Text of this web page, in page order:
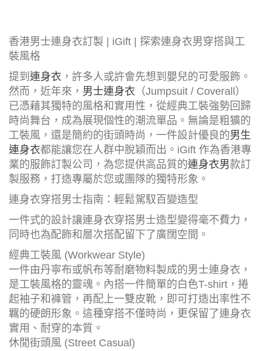
香港男士連身衣訂製 | iGift | 探索連身衣男穿搭與工
裝風格
提到 連身衣 ，許多人或許會先想到嬰兒的可愛服飾。
然而，近年來， 男士連身衣 （Jumpsuit / Coverall）
已憑藉其獨特的風格和實用性，從經典工裝強勢回歸
時尚舞台，成為展現個性的潮流單品。無論是粗獷的
工裝風，還是簡約的街頭時尚，一件設計優良的男生
連身衣都能讓您在人群中脫穎而出。iGift 作為香港專
業的服飾訂製公司，為您提供高品質的連身衣男款訂
製服務，打造專屬於您或團隊的獨特形象。
連身衣穿搭男士指南：輕鬆駕馭百變造型
一件式的設計讓連身衣穿搭男士造型變得毫不費力，
同時也為配飾和層次搭配留下了廣闊空間。
經典工裝風 (Workwear Style)
一件由丹寧布或帆布等耐磨物料製成的男士連身衣，
是工裝風格的靈魂。內搭一件簡單的白色T-shirt，捲
起袖子和褲管，再配上一雙皮靴，即可打造出率性不
羈的硬朗形象。這種穿搭不僅時尚，更保留了連身衣
實用、耐穿的本質。
休閒街頭風 (Street Casual)